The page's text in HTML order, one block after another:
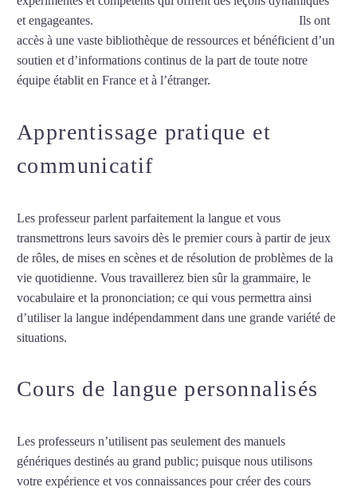
et engageantes.
Ils ont
accès à une vaste bibliothèque de ressources et bénéficient d’un
soutien et d’informations continus de la part de toute notre
équipe établit en France et à l’étranger.
Apprentissage pratique et
communicatif
Les professeur parlent parfaitement la langue et vous
transmettrons leurs savoirs dès le premier cours à partir de jeux
de rôles, de mises en scènes et de résolution de problèmes de la
vie quotidienne. Vous travaillerez bien sûr la grammaire, le
vocabulaire et la prononciation; ce qui vous permettra ainsi
d’utiliser la langue indépendamment dans une grande variété de
situations.
Cours de langue personnalisés
Les professeurs n’utilisent pas seulement des manuels
génériques destinés au grand public; puisque nous utilisons
votre expérience et vos connaissances pour créer des cours